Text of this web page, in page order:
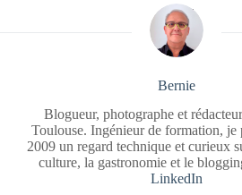
Bernie
Blogueur, photographe et
Toulouse. Ingénieur de formation, je
2009 un regard technique et curieux
culture, la gastronomie et le
LinkedIn